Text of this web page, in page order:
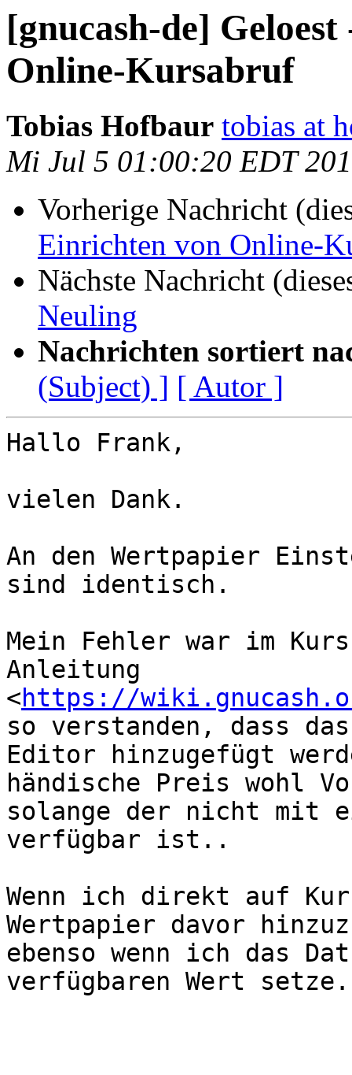
[gnucash-de]
Online-Kursabruf
Tobias Hofbaur tobias at
Mi Jul 5 01:00:20 EDT
Vorherige Nachricht
Einrichten von Online-
Nächste Nachricht
Neuling
Nachrichten sortiert
(Subject) ] [ Autor ]
Hallo Frank,
vielen Dank.
An den Wertpapier
sind identisch.
Mein Fehler war im
Anleitung
<https://
so verstanden, dass
Editor hinzugefügt
händische Preis wohl
solange der nicht mit
verfügbar ist..
Wenn ich direkt auf
Wertpapier davor
ebenso wenn ich das
verfügbaren Wert setze.